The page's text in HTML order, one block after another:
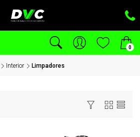
0
Interior Limpadores